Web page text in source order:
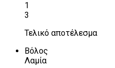
1
3
Τελικό αποτέλεσμα
Βόλος
Λαμία